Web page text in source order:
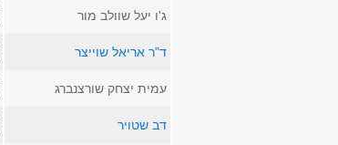
ג'ו יעל שוולב מור
ד"ר אריאל שוייצר
עמית יצחק שורצנברג
דב שטויר